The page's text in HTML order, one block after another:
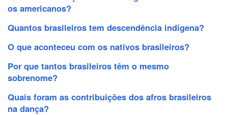
os americanos?
Quantos brasileiros tem descendência indígena?
O que aconteceu com os nativos brasileiros?
Por que tantos brasileiros têm o mesmo
sobrenome?
Quais foram as contribuições dos afros brasileiros
na dança?